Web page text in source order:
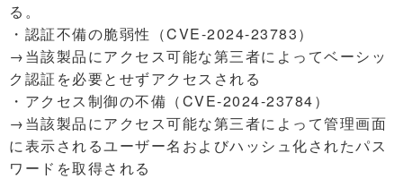
る。
・認証不備の脆弱性（CVE-2024-23783）
→当該製品にアクセス可能な第三者によってベーシッ
ク認証を必要とせずアクセスされる
・アクセス制御の不備（CVE-2024-23784）
→当該製品にアクセス可能な第三者によって管理画面
に表示されるユーザー名およびハッシュ化されたパス
ワードを取得される